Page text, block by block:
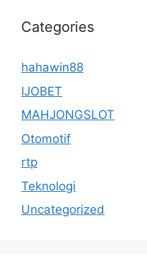
Categories
hahawin88
IJOBET
MAHJONGSLOT
Otomotif
rtp
Teknologi
Uncategorized